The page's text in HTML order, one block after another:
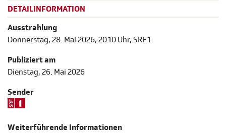
DETAILINFORMATION
Ausstrahlung
Donnerstag, 28. Mai 2026, 20.10 Uhr, SRF 1
Publiziert am
Dienstag, 26. Mai 2026
Sender
Weiterführende Informationen